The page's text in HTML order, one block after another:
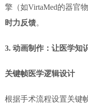
擎（如VirtaMed的器官
时力反馈。
3. 动画制作：让医学知
关键帧医学逻辑设计
根据手术流程设置关键